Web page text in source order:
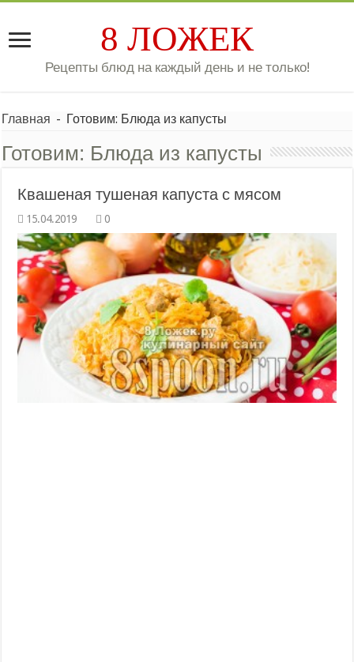
8 ЛОЖЕК
Рецепты блюд на каждый день и не только!
Главная - Готовим: Блюда из капусты
Готовим: Блюда из капусты
Квашеная тушеная капуста с мясом
0